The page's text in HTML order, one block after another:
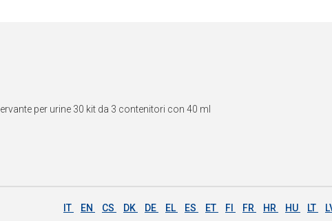
per urine 30 kit da 3 contenitori con 40 ml
IT EN CS DK DE EL ES ET FI FR HR HU LT